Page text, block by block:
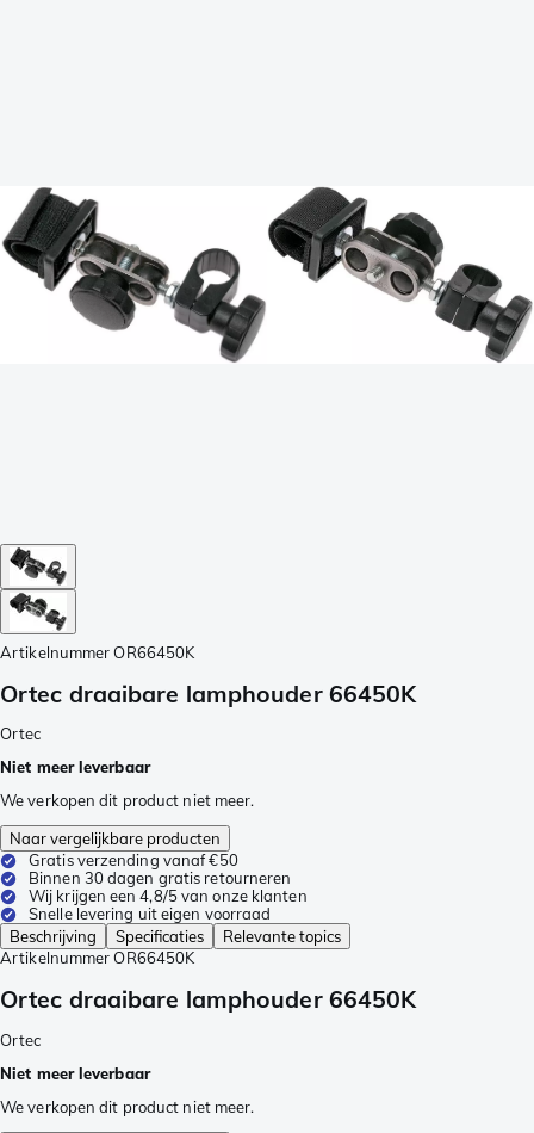
Artikelnummer OR66450K
Ortec draaibare lamphouder 66450K
Ortec
Niet meer leverbaar
We verkopen dit product niet meer.
Naar vergelijkbare producten
Gratis verzending vanaf €50
Binnen 30 dagen gratis retourneren
Wij krijgen een 4,8/5 van onze klanten
Snelle levering uit eigen voorraad
Beschrijving
Specificaties
Relevante topics
Artikelnummer OR66450K
Ortec draaibare lamphouder 66450K
Ortec
Niet meer leverbaar
We verkopen dit product niet meer.